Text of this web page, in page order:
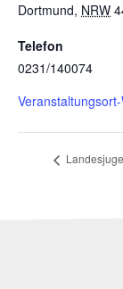
Dortmund, NRW
Telefon
0231/140074